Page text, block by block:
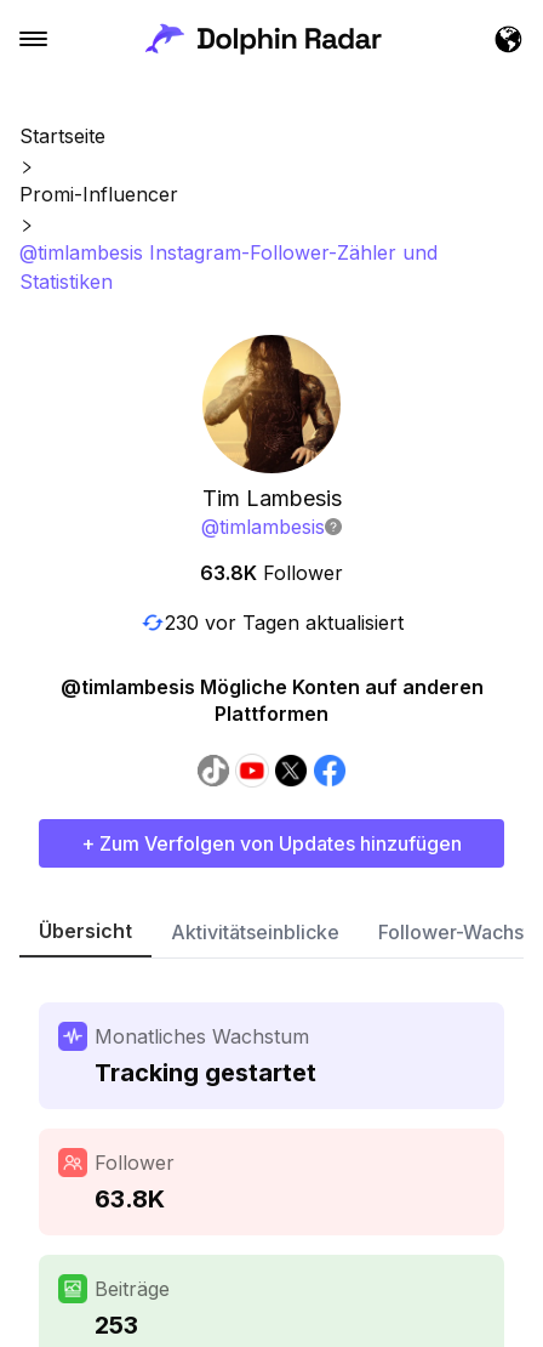
Startseite
Promi-Influencer
@timlambesis Instagram-Follower-Zähler und
Statistiken
Tim Lambesis
@timlambesis
63.8K Follower
230 vor Tagen aktualisiert
@timlambesis Mögliche Konten auf anderen
Plattformen
+ Zum Verfolgen von Updates hinzufügen
Übersicht Aktivitätseinblicke Follower-
Monatliches Wachstum
Tracking gestartet
Follower
63.8K
Beiträge
253